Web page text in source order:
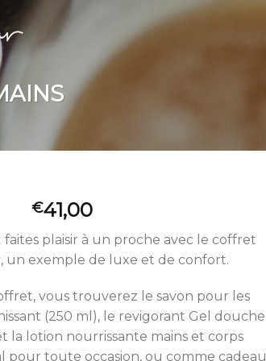
€41,00
faites plaisir à un proche avec le coffret
un exemple de luxe et de confort.
vous trouverez le savon pour les
(250 ml), le revigorant Gel douche
la lotion nourrissante mains et corps
pour toute occasion, ou comme cadeau